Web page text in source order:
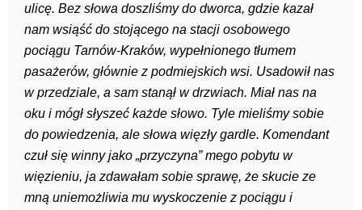
ulicę. Bez słowa doszliśmy do dworca, gdzie kazał
nam wsiąść do stojącego na stacji osobowego
pociągu Tarnów-Kraków, wypełnionego tłumem
pasażerów, głównie z podmiejskich wsi. Usadowił nas
w przedziale, a sam stanął w drzwiach. Miał nas na
oku i mógł słyszeć każde słowo. Tyle mieliśmy sobie
do powiedzenia, ale słowa więzły gardle. Komendant
czuł się winny jako „przyczyna” mego pobytu w
więzieniu, ja zdawałam sobie sprawę, że skucie ze
mną uniemożliwia mu wyskoczenie z pociągu i